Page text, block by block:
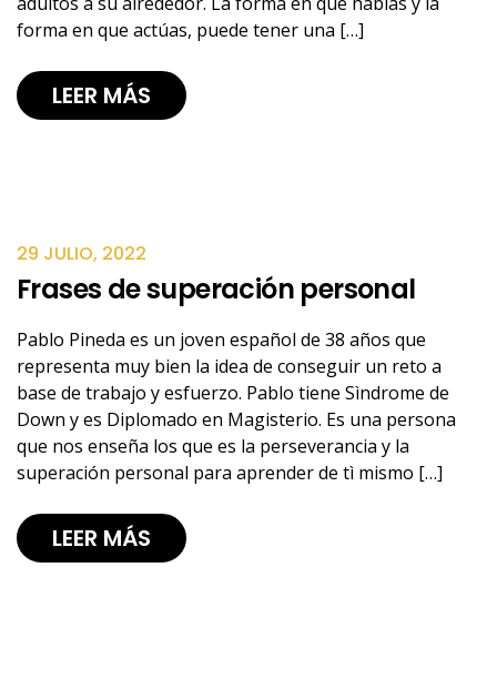
forma en que actúas, puede tener una […]
LEER MÁS
29 JULIO, 2022
Frases de superación personal
Pablo Pineda es un joven español de 38 años que
representa muy bien la idea de conseguir un reto a
base de trabajo y esfuerzo. Pablo tiene Sìndrome de
Down y es Diplomado en Magisterio. Es una persona
que nos enseña los que es la perseverancia y la
superación personal para aprender de tì mismo […]
LEER MÁS